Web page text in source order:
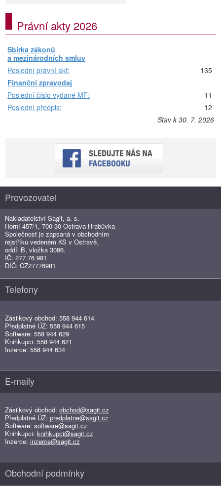
Právní akty 2026
Sbírka zákonů
a mezinárodních smluv
Poslední právní akt:
135
Finanční zpravodaj
Poslední číslo vydané MF:
11
Poslední předpis:
12
Stav k 30. 7. 2026
Provozovatel
Nakladatelství Sagit, a. s.
Horní 457/1, 700 30 Ostrava-Hrabůvka
Společnost je zapsaná v obchodním
rejstříku vedeném KS v Ostravě,
oddíl B, vložka 3086.
IČ: 277 76 981
DIČ: CZ27776981
Telefony
Zásilkový obchod: 558 944 614
Předplatné ÚZ: 558 944 615
Software: 558 944 629
Knihkupci: 558 944 621
Inzerce: 558 944 634
E-maily
Zásilkový obchod: obchod@sagit.cz
Předplatné ÚZ: predplatne@sagit.cz
Software: software@sagit.cz
Knihkupci: knihkupci@sagit.cz
Inzerce: inzerce@sagit.cz
Obchodní podmínky